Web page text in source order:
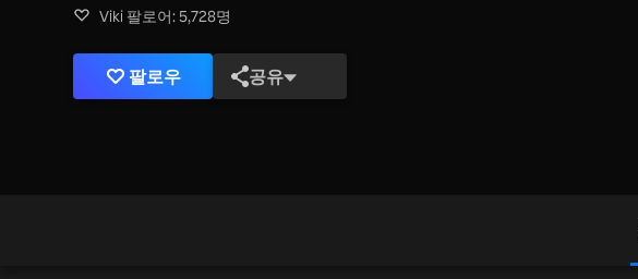
Viki 팔로어: 5,728명
팔로우 공유